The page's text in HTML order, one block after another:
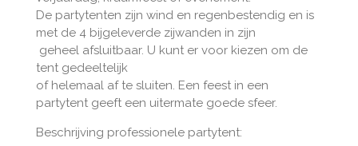
De partytenten zijn wind en regenbestendig en is
met de 4 bijgeleverde zijwanden in zijn
geheel afsluitbaar. U kunt er voor kiezen om de
tent gedeeltelijk
of helemaal af te sluiten. Een feest in een
partytent geeft een uitermate goede sfeer.
Beschrijving professionele partytent: